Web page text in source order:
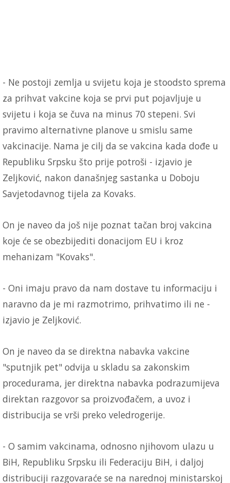
- Ne postoji zemlja u svijetu koja je stoodsto sprema
za prihvat vakcine koja se prvi put pojavljuje u
svijetu i koja se čuva na minus 70 stepeni. Svi
pravimo alternativne planove u smislu same
vakcinacije. Nama je cilj da se vakcina kada dođe u
Republiku Srpsku što prije potroši - izjavio je
Zeljković, nakon današnjeg sastanka u Doboju
Savjetodavnog tijela za Kovaks.
On je naveo da još nije poznat tačan broj vakcina
koje će se obezbijediti donacijom EU i kroz
mehanizam "Kovaks".
- Oni imaju pravo da nam dostave tu informaciju i
naravno da je mi razmotrimo, prihvatimo ili ne -
izjavio je Zeljković.
On je naveo da se direktna nabavka vakcine
"sputnjik pet" odvija u skladu sa zakonskim
procedurama, jer direktna nabavka podrazumijeva
direktan razgovor sa proizvođačem, a uvoz i
distribucija se vrši preko veledrogerije.
- O samim vakcinama, odnosno njihovom ulazu u
BiH, Republiku Srpsku ili Federaciju BiH, i daljoj
distribuciji razgovaraće se na narednoj ministarskoj